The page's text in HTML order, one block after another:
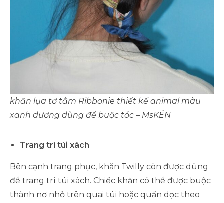
khăn lụa tơ tằm Ribbonie thiết kế animal màu
xanh dương dùng để buộc tóc – MsKÉN
Trang trí túi xách
Bên cạnh trang phục, khăn Twilly còn được dùng
để trang trí túi xách. Chiếc khăn có thể được buộc
thành nơ nhỏ trên quai túi hoặc quấn dọc theo